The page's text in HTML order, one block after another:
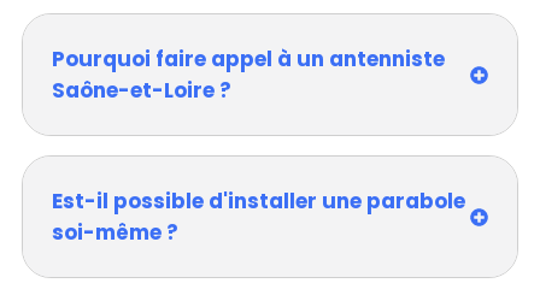
Pourquoi faire appel à un antenniste
Saône-et-Loire ?
Est-il possible d'installer une parabole
soi-même ?